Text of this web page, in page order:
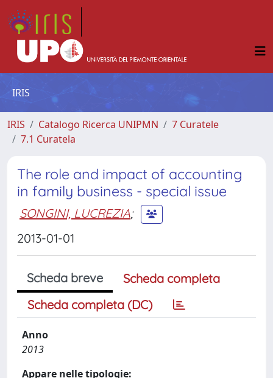
IRIS
IRIS Catalogo Ricerca UNIPMN
7 Curatele
7.1 Curatela
The role and impact of accounting
in family business - special issue
SONGINI, LUCREZIA;
2013-01-01
Scheda breve
Scheda completa
Scheda completa (DC)
Anno
2013
Appare nelle tipologie: